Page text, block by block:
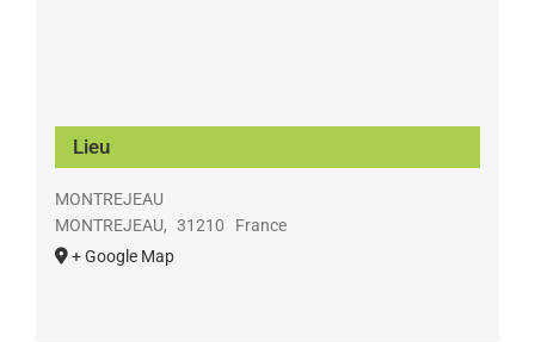
Lieu
MONTREJEAU
MONTREJEAU, 31210
France
+ Google Map